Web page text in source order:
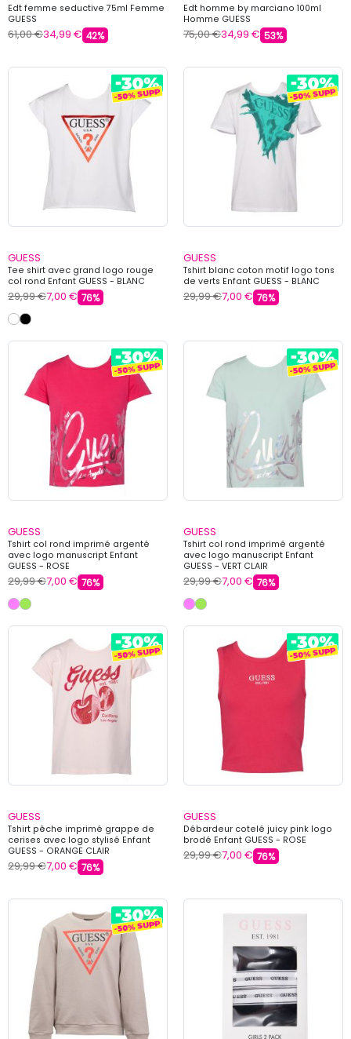
Edt femme seductive 75ml Femme
GUESS
61,00 €34,99 € 42%
Edt homme by marciano 100ml
Homme GUESS
75,00 €34,99 € 53%
GUESS
Tee shirt avec grand logo rouge
col rond Enfant GUESS - BLANC
29,99 €7,00 € 76%
GUESS
Tshirt blanc coton motif logo tons
de verts Enfant GUESS - BLANC
29,99 €7,00 € 76%
GUESS
Tshirt col rond imprimé argenté
avec logo manuscript Enfant
GUESS - ROSE
29,99 €7,00 € 76%
GUESS
Tshirt col rond imprimé argenté
avec logo manuscript Enfant
GUESS - VERT CLAIR
29,99 €7,00 € 76%
GUESS
Tshirt pêche imprimé grappe de
cerises avec logo stylisé Enfant
GUESS - ORANGE CLAIR
29,99 €7,00 € 76%
GUESS
Débardeur cotelé juicy pink logo
brodé Enfant GUESS - ROSE
29,99 €7,00 € 76%